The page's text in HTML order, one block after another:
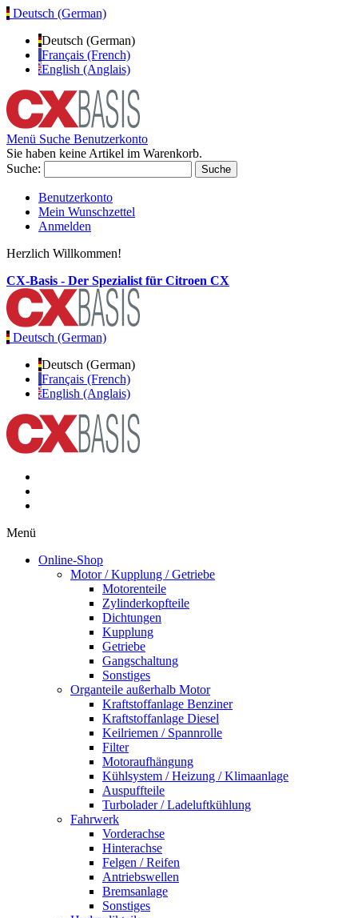
Deutsch (German)
Deutsch (German)
Français (French)
English (Anglais)
Menü Suche Benutzerkonto
Sie haben keine Artikel im Warenkorb.
Suche:
Suche
Benutzerkonto
Mein Wunschzettel
Anmelden
Herzlich Willkommen!
CX-Basis - Der Spezialist für Citroen CX
Deutsch (German)
Deutsch (German)
Français (French)
English (Anglais)
Menü
Online-Shop
Motor / Kupplung / Getriebe
Motorenteile
Zylinderkopfteile
Dichtungen
Kupplung
Getriebe
Gangschaltung
Sonstiges
Organteile außerhalb Motor
Kraftstoffanlage Benziner
Kraftstoffanlage Diesel
Keilriemen / Spannrolle
Filter
Motoraufhängung
Kühlsystem / Heizung / Klimaanlage
Auspuffteile
Turbolader / Ladeluftkühlung
Fahrwerk
Vorderachse
Hinterachse
Felgen / Reifen
Antriebswellen
Bremsanlage
Sonstiges